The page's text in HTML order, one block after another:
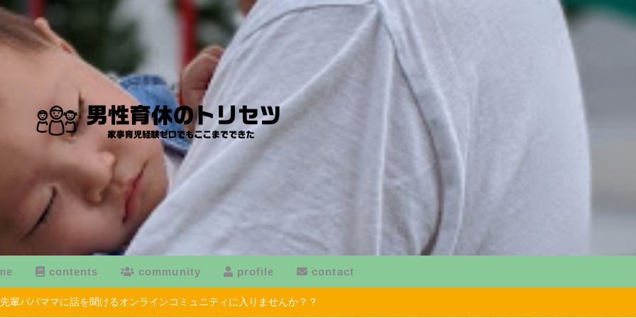
contents community profile contact
先輩パパママに話を聞けるオンラインコミュニティに入りませんか？？